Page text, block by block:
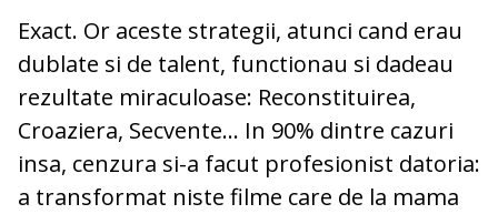
Exact. Or aceste strategii, atunci cand erau
dublate si de talent, functionau si dadeau
rezultate miraculoase: Reconstituirea,
Croaziera, Secvente... In 90% dintre cazuri
insa, cenzura si-a facut profesionist datoria:
a transformat niste filme care de la mama